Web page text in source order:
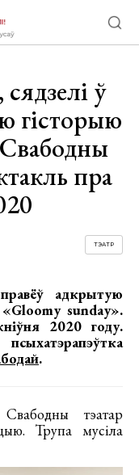
ў
гісторыю
пра
ТЭАТР
адкрытую
sunday».
2020 году.
.
тэатар
Трупа мусіла